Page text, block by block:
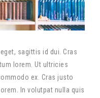
sagittis id dui. Cras
lorem. Ut ultricies
ex. Cras justo
In volutpat nulla quis